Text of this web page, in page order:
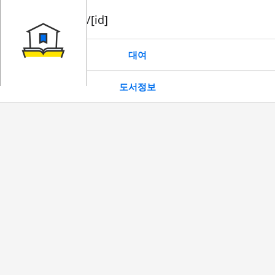
book/rent/[id]
대여
도서정보